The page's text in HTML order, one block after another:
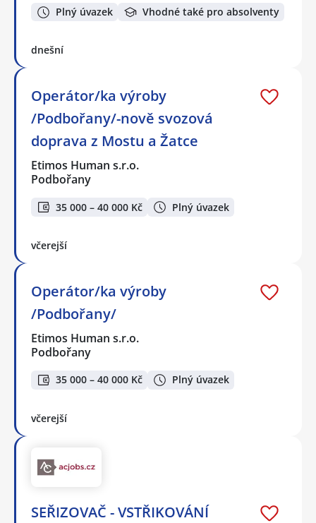
Plný úvazek Vhodné také pro absolventy
dnešní
Operátor/ka výroby
/Podbořany/-nově svozová
doprava z Mostu a Žatce
Etimos Human s.r.o.
Podbořany
35 000 – 40 000 Kč Plný úvazek
včerejší
Operátor/ka výroby
/Podbořany/
Etimos Human s.r.o.
Podbořany
35 000 – 40 000 Kč Plný úvazek
včerejší
SEŘIZOVAČ - VSTŘIKOVÁNÍ